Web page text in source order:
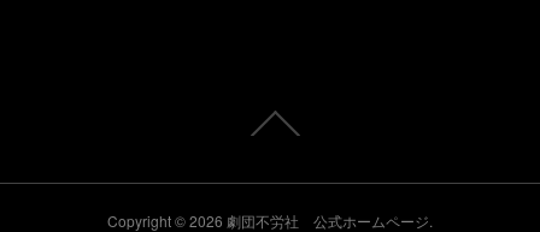
Copyright ©2026 劇団不労社 公式ホームページ.